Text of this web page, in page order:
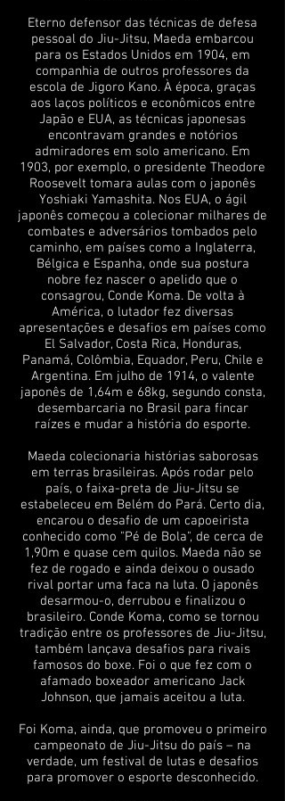
Eterno defensor das técnicas de defesa
pessoal do Jiu-Jitsu, Maeda embarcou
para os Estados Unidos em 1904, em
companhia de outros professores da
escola de Jigoro Kano. À época, graças
aos laços políticos e econômicos entre
Japão e EUA, as técnicas japonesas
encontravam grandes e notórios
admiradores em solo americano. Em
1903, por exemplo, o presidente Theodore
Roosevelt tomara aulas com o japonês
Yoshiaki Yamashita. Nos EUA, o ágil
japonês começou a colecionar milhares de
combates e adversários tombados pelo
caminho, em países como a Inglaterra,
Bélgica e Espanha, onde sua postura
nobre fez nascer o apelido que o
consagrou, Conde Koma. De volta à
América, o lutador fez diversas
apresentações e desafios em países como
El Salvador, Costa Rica, Honduras,
Panamá, Colômbia, Equador, Peru, Chile e
Argentina. Em julho de 1914, o valente
japonês de 1,64m e 68kg, segundo consta,
desembarcaria no Brasil para fincar
raízes e mudar a história do esporte.
Maeda colecionaria histórias saborosas
em terras brasileiras. Após rodar pelo
país, o faixa-preta de Jiu-Jitsu se
estabeleceu em Belém do Pará. Certo dia,
encarou o desafio de um capoeirista
conhecido como "Pé de Bola", de cerca de
1,90m e quase cem quilos. Maeda não se
fez de rogado e ainda deixou o ousado
rival portar uma faca na luta. O japonês
desarmou-o, derrubou e finalizou o
brasileiro. Conde Koma, como se tornou
tradição entre os professores de Jiu-Jitsu,
também lançava desafios para rivais
famosos do boxe. Foi o que fez com o
afamado boxeador americano Jack
Johnson, que jamais aceitou a luta.
Foi Koma, ainda, que promoveu o primeiro
campeonato de Jiu-Jitsu do país – na
verdade, um festival de lutas e desafios
para promover o esporte desconhecido.